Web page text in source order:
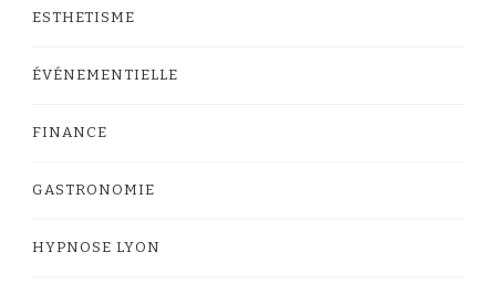
ESTHETISME
ÉVÉNEMENTIELLE
FINANCE
GASTRONOMIE
HYPNOSE LYON